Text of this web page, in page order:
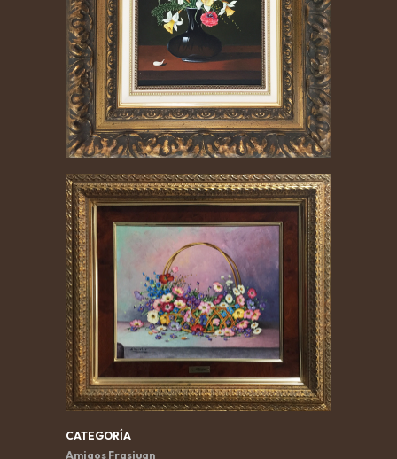
CATEGORÍA
Amigos Frasjuan